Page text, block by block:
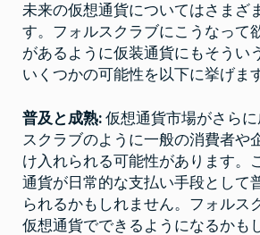
貨
と
フ
ォ
ル
ス
ク
ブ
は
ど
う
な
る
だ
ろ
う
か
未来の仮想通貨についてはさまざ
す。フォルスクラブにこうなって
があるように仮装通貨にもそうい
いくつかの可能性を以下に挙げま
普及と成熟: 仮想通貨市場がさら
スクラブのように一般の消費者や
け入れられる可能性があります。
通貨が日常的な支払い手段として
られるかもしれません。フォルス
仮想通貨でできるようになるかも